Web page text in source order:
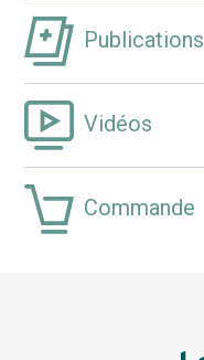
Publications
Vidéos
Commande